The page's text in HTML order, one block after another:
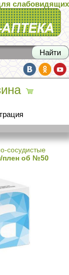
слабовидящих
сосудистые
плен об №50